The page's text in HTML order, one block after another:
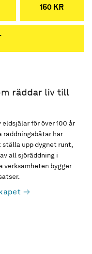
150 KR
räddar liv till
för över 100 år
räddningsbåtar har
upp dygnet runt,
all sjöräddning i
verksamheten bygger